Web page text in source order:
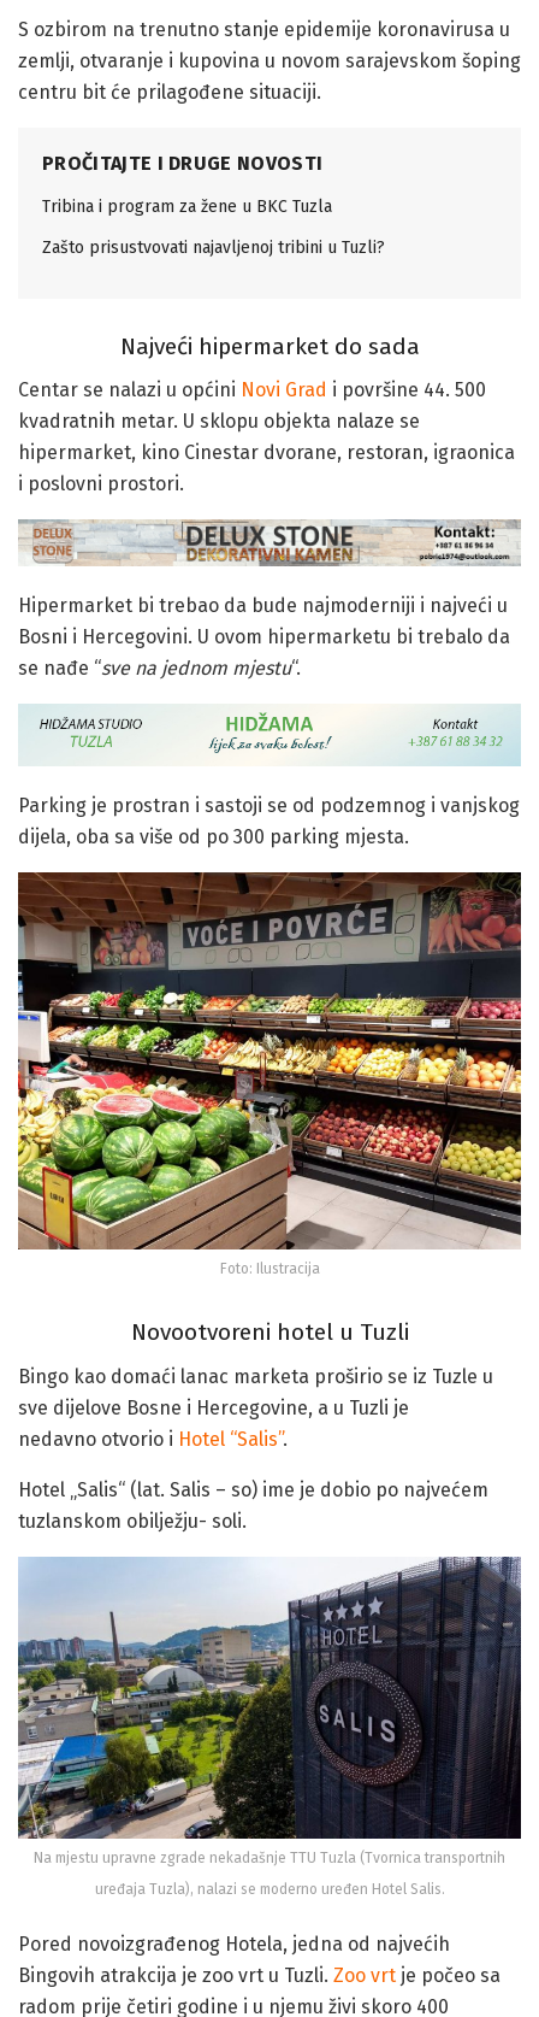
S ozbirom na trenutno stanje epidemije koronavirusa u
zemlji, otvaranje i kupovina u novom sarajevskom šoping
centru bit će prilagođene situaciji.
PROČITAJTE I DRUGE NOVOSTI
Tribina i program za žene u BKC Tuzla
Zašto prisustvovati najavljenoj tribini u Tuzli?
Najveći hipermarket do sada
Centar se nalazi u općini Novi Grad i površine 44. 500
kvadratnih metar. U sklopu objekta nalaze se
hipermarket, kino Cinestar dvorane, restoran, igraonica
i poslovni prostori.
Hipermarket bi trebao da bude najmoderniji i najveći u
Bosni i Hercegovini. U ovom hipermarketu bi trebalo da
se nađe “sve na jednom mjestu“.
Parking je prostran i sastoji se od podzemnog i vanjskog
dijela, oba sa više od po 300 parking mjesta.
Foto: Ilustracija
Novootvoreni hotel u Tuzli
Bingo kao domaći lanac marketa proširio se iz Tuzle u
sve dijelove Bosne i Hercegovine, a u Tuzli je
nedavno otvorio i Hotel “Salis”.
Hotel „Salis“ (lat. Salis – so) ime je dobio po najvećem
tuzlanskom obilježju- soli.
Na mjestu upravne zgrade nekadašnje TTU Tuzla (Tvornica transportnih
uređaja Tuzla), nalazi se moderno uređen Hotel Salis.
Pored novoizgrađenog Hotela, jedna od najvećih
Bingovih atrakcija je zoo vrt u Tuzli. Zoo vrt je počeo sa
radom prije četiri godine i u njemu živi skoro 400